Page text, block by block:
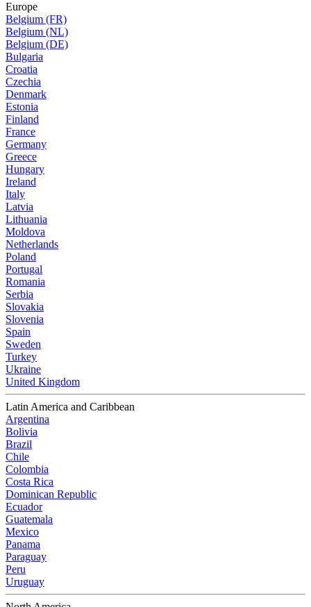
Europe
Belgium (FR)
Belgium (NL)
Belgium (DE)
Bulgaria
Croatia
Czechia
Denmark
Estonia
Finland
France
Germany
Greece
Hungary
Ireland
Italy
Latvia
Lithuania
Moldova
Netherlands
Poland
Portugal
Romania
Serbia
Slovakia
Slovenia
Spain
Sweden
Turkey
Ukraine
United Kingdom
Latin America and Caribbean
Argentina
Bolivia
Brazil
Chile
Colombia
Costa Rica
Dominican Republic
Ecuador
Guatemala
Mexico
Panama
Paraguay
Peru
Uruguay